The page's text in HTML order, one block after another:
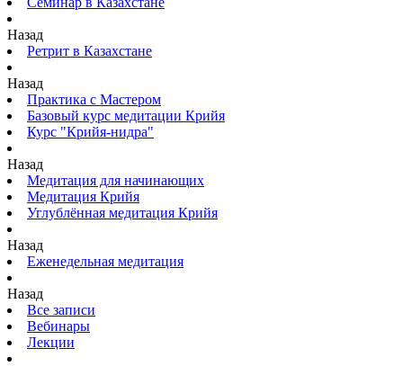
Назад
Ретрит в Казахстане
Назад
Практика с Мастером
Базовый курс медитации Крийя
Курс "Крийя-нидра"
Назад
Медитация для начинающих
Медитация Крийя
Углублённая медитация Крийя
Назад
Еженедельная медитация
Назад
Все записи
Вебинары
Лекции